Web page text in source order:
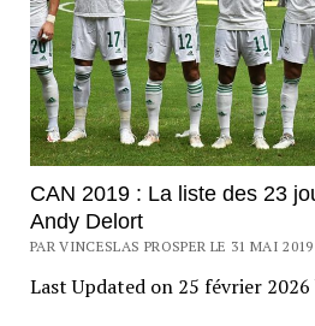
CAN 2019 : La liste des 23
Andy Delort
PAR VINCESLAS PROSPER LE 31 MAI
Last Updated on 25 février